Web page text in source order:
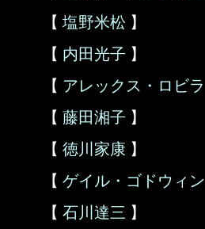
【 塩野米松 】
【 内田光子 】
【 アレックス・ロビラ
【 藤田湘子 】
【 徳川家康 】
【 ゲイル・ゴドウィン
【 石川達三 】